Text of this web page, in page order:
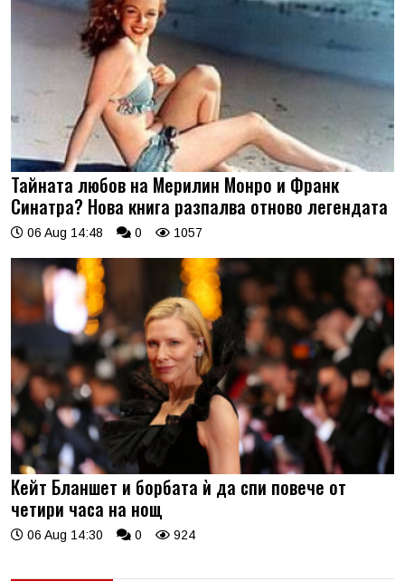
Тайната любов на Мерилин Монро и Франк
Синатра? Нова книга разпалва отново легендата
06 Aug 14:48 0 1057
Кейт Бланшет и борбата ѝ да спи повече от
четири часа на нощ
06 Aug 14:30 0 924